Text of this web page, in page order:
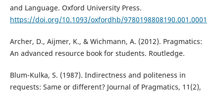
and Language. Oxford University Press.
https://doi.org/10.1093/oxfordhb/9780198808190.001.0001
Archer, D., Aijmer, K., & Wichmann, A. (2012). Pragmatics:
An advanced resource book for students. Routledge.
Blum-Kulka, S. (1987). Indirectness and politeness in
requests: Same or different? Journal of Pragmatics, 11(2),